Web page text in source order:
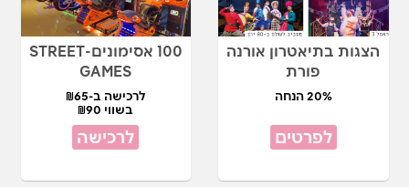
הצגות בתיאטרון אורנה
פורת
20% הנחה
לפרטים
100 אסימונים-STREET
GAMES
לרכישה ב-₪65
בשווי ₪90
לרכישה